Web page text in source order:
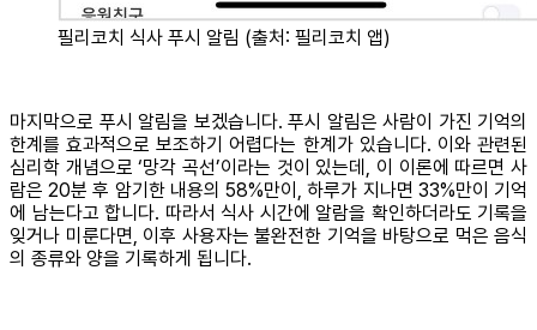
필리코치 식사 푸시 알림 (출처: 필리코치 앱)
마지막으로 푸시 알림을 보겠습니다. 푸시 알림은 사람이 가진 기억의
한계를 효과적으로 보조하기 어렵다는 한계가 있습니다. 이와 관련된
심리학 개념으로 ‘망각 곡선’이라는 것이 있는데, 이 이론에 따르면 사
람은 20분 후 암기한 내용의 58%만이, 하루가 지나면 33%만이 기억
에 남는다고 합니다. 따라서 식사 시간에 알람을 확인하더라도 기록을
잊거나 미룬다면, 이후 사용자는 불완전한 기억을 바탕으로 먹은 음식
의 종류와 양을 기록하게 됩니다.